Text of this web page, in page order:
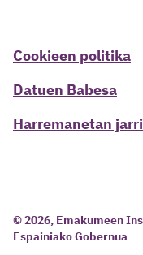
Cookieen politika
Datuen Babesa
Harremanetan jarri
© 2026, Emakumeen
Espainiako Gobernua